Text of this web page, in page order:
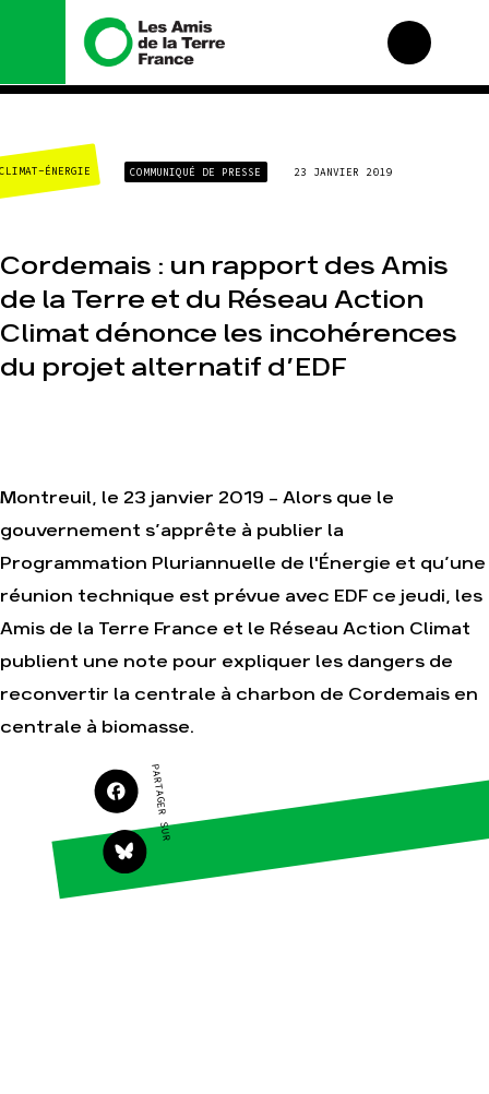
Nous connaître
Histoire
Valeurs
Équipes et
monde
Total, rendez-vous au
Mode : une tendance
destructrice
violence TOTAL(e)
Nos autres campagnes
Agir
terrain
Agir au quotidien
Soutenir les
partie de son
patrimoine
Télécharger
gratuitement les
guides éco-citoyens
Nos thématiques
Climat – Énergie
Multinationales
Actualités
CLIMAT-ÉNERGIE COMMUNIQUÉ DE PRESSE 23 JANVIER 2019
Cordemais : un rapport des Amis
de la Terre et du Réseau Action
Climat dénonce les incohérences
du projet alternatif d’EDF
Montreuil, le 23 janvier 2019 - Alors que le
gouvernement s’apprête à publier la
Programmation Pluriannuelle de l'Énergie et qu’une
réunion technique est prévue avec EDF ce jeudi, les
Amis de la Terre France et le Réseau Action Climat
publient une note pour expliquer les dangers de
reconvertir la centrale à charbon de Cordemais en
centrale à biomasse.
PARTAGER SUR